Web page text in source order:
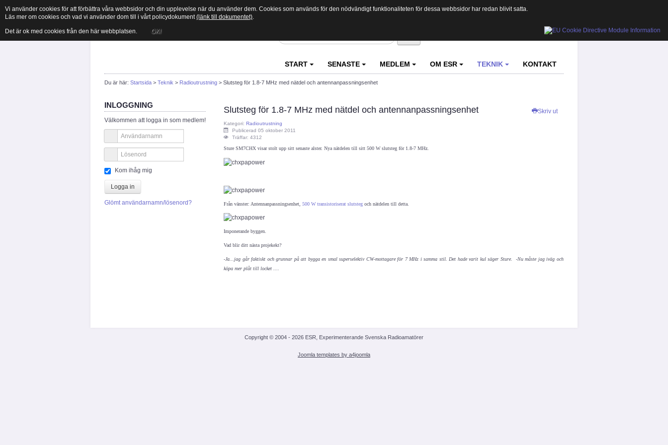
START SENASTE MEDLEM OM ESR TEKNIK KONTAKT
Du är här: Startsida > Teknik > Radioutrustning > Slutsteg för 1.8-7 MHz med nätdel och antennanpassningsenhet
INLOGGNING
Välkommen att logga in som medlem!
Kom ihåg mig
Logga in
Glömt användarnamn/lösenord?
Skriv ut
Slutsteg för 1.8-7 MHz med nätdel och antennanpassningsenhet
Kategori: Radioutrustning
Publicerad 05 oktober 2011
Träffar: 4312
Sture SM7CHX visar stolt upp sitt senaste alster. Nya nätdelen till sitt 500 W slutsteg för 1.8-7 MHz.
Från vänster: Antennanpassningsenhet, 500 W transistoriserat slutsteg och nätdelen till detta.
Imponerande byggen.
Vad blir ditt nästa projekekt?
-Ja...jag går faktiskt och grunnar på att bygga en smal superselektiv CW-mottagare för 7 MHz i samma stil. Det hade varit kul säger Sture. -Nu måste jag iväg och
köpa mer plåt till locket ....
Copyright © 2004 - 2026 ESR, Experimenterande Svenska Radioamatörer
Joomla templates by a4joomla
Vi använder cookies för att förbättra våra webbsidor och din upplevelse när du använder dem. Cookies som används för den nödvändigt funktionaliteten för dessa webbsidor har redan blivit satta.
Läs mer om cookies och vad vi använder dom till i vårt policydokument(länk till dokumentet).
Det är ok med cookies från den här webbplatsen. OK!